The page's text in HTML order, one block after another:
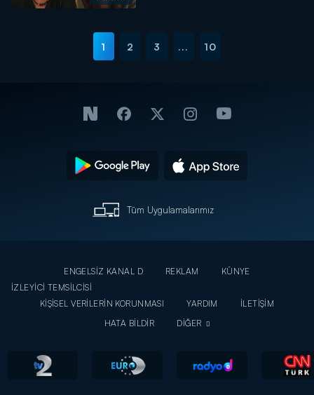
1 2 3 ... 10
Tüm Uygulamalarımız
ENGELSİZ KANAL D REKLAM
KÜNYE
İZLEYİCİ TEMSİLCİSİ
KİŞİSEL VERİLERİN KORUNMASI
YARDIM
İLETİŞİM
HATA BİLDİR
DİĞER